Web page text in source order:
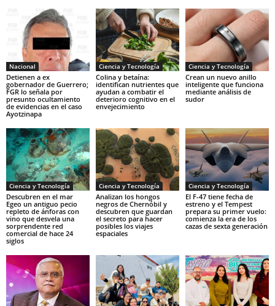
Nacional
Detienen a ex
gobernador de Guerrero;
FGR lo señala por
presunto ocultamiento
de evidencias en el caso
Ayotzinapa
Ciencia y Tecnología
Colina y betaína:
identifican nutrientes que
ayudan a combatir el
deterioro cognitivo en el
envejecimiento
Ciencia y Tecnología
Crean un nuevo anillo
inteligente que funciona
mediante análisis de
sudor
Ciencia y Tecnología
Descubren en el mar
Egeo un antiguo pecio
repleto de ánforas con
vino que desvela una
sorprendente red
comercial de hace 24
siglos
Ciencia y Tecnología
Analizan los hongos
negros de Chernóbil y
descubren que guardan
el secreto para hacer
posibles los viajes
espaciales
Ciencia y Tecnología
El F-47 tiene fecha de
estreno y el Tempest
prepara su primer vuelo:
comienza la era de los
cazas de sexta generación